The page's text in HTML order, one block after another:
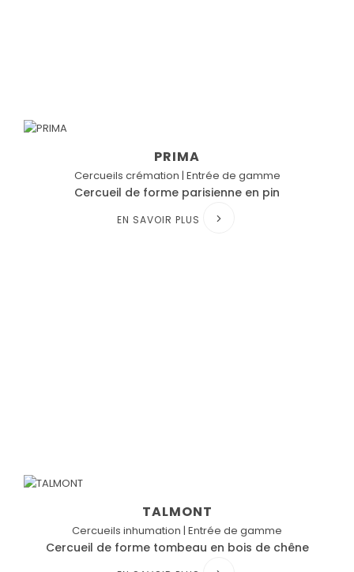
PRIMA
Cercueils crémation | Entrée de gamme
Cercueil de forme parisienne en pin
EN SAVOIR PLUS
TALMONT
Cercueils inhumation | Entrée de gamme
Cercueil de forme tombeau en bois de chêne